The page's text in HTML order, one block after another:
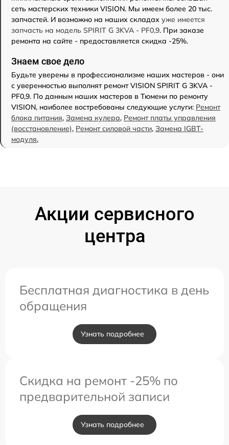
сеть мастерских техники VISION. Мы имеем более 20 тыс.
запчастей. И возможно на наших складах уже имеется
запчасть на модель SPIRIT G 3KVA - PF0,9. При заказе
ремонта на сайте - предоставляется скидка -25%.
Знаем свое дело
Будьте уверены в профессионализме наших мастеров - они
с уверенностью выполнят ремонт VISION SPIRIT G 3KVA -
PF0,9. По данным наших мастеров в Тюмени по ремонту
VISION, наиболее востребованы следующие услуги: Ремонт
блока питания, Замена кулера, Ремонт платы управления
(восстановление), Ремонт силовой части, Замена IGBT-
модуля,
Акции сервисного
центра
Бесплатная диагностика в день
обращения
Узнать подробнее
Скидка на ремонт -25% по
предварительной записи
Узнать подробнее